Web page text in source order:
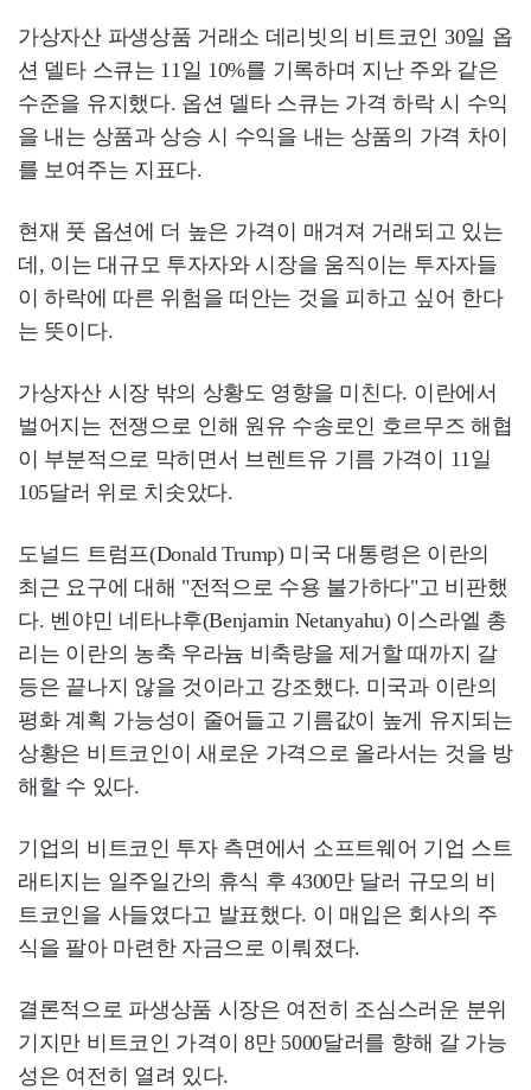
가상자산 파생상품 거래소 데리빗의 비트코인 30일 옵
션 델타 스큐는 11일 10%를 기록하며 지난 주와 같은
수준을 유지했다. 옵션 델타 스큐는 가격 하락 시 수익
을 내는 상품과 상승 시 수익을 내는 상품의 가격 차이
를 보여주는 지표다.
현재 풋 옵션에 더 높은 가격이 매겨져 거래되고 있는
데, 이는 대규모 투자자와 시장을 움직이는 투자자들
이 하락에 따른 위험을 떠안는 것을 피하고 싶어 한다
는 뜻이다.
가상자산 시장 밖의 상황도 영향을 미친다. 이란에서
벌어지는 전쟁으로 인해 원유 수송로인 호르무즈 해협
이 부분적으로 막히면서 브렌트유 기름 가격이 11일
105달러 위로 치솟았다.
도널드 트럼프(Donald Trump) 미국 대통령은 이란의
최근 요구에 대해 "전적으로 수용 불가하다"고 비판했
다. 벤야민 네타냐후(Benjamin Netanyahu) 이스라엘 총
리는 이란의 농축 우라늄 비축량을 제거할 때까지 갈
등은 끝나지 않을 것이라고 강조했다. 미국과 이란의
평화 계획 가능성이 줄어들고 기름값이 높게 유지되는
상황은 비트코인이 새로운 가격으로 올라서는 것을 방
해할 수 있다.
기업의 비트코인 투자 측면에서 소프트웨어 기업 스트
래티지는 일주일간의 휴식 후 4300만 달러 규모의 비
트코인을 사들였다고 발표했다. 이 매입은 회사의 주
식을 팔아 마련한 자금으로 이뤄졌다.
결론적으로 파생상품 시장은 여전히 조심스러운 분위
기지만 비트코인 가격이 8만 5000달러를 향해 갈 가능
성은 여전히 열려 있다.